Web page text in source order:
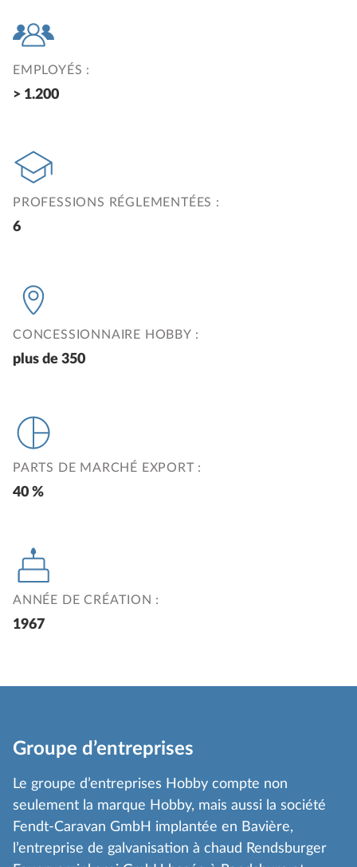
EMPLOYÉS :
> 1.200
PROFESSIONS RÉGLEMENTÉES :
6
CONCESSIONNAIRE HOBBY :
plus de 350
PARTS DE MARCHÉ EXPORT :
40 %
ANNÉE DE CRÉATION :
1967
Groupe d’entreprises
Le groupe d’entreprises Hobby compte non
seulement la marque Hobby, mais aussi la société
Fendt-Caravan GmbH implantée en Bavière,
l’entreprise de galvanisation à chaud Rendsburger